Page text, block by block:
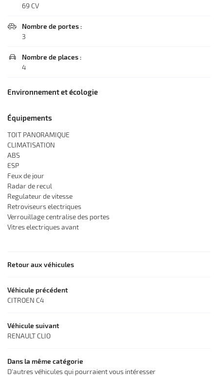
Accueil
Occasions
Avis
Actualités
Contact
69 CV

Nombre de portes :
3

Nombre de places :
4
Environnement et écologie
Équipements
TOIT PANORAMIQUE
CLIMATISATION
ABS
ESP
Feux de jour
Radar de recul
Regulateur de vitesse
Retroviseurs electriques
Verrouillage centralise des portes
Vitres electriques avant
Retour aux véhicules
Véhicule précédent
CITROEN C4
Véhicule suivant
RENAULT CLIO
Dans la même catégorie
D'autres véhicules qui pourraient vous intéresser